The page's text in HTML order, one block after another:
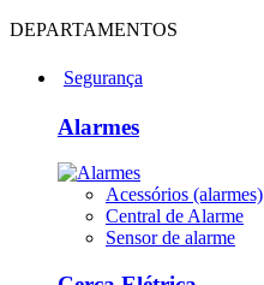
DEPARTAMENTOS
Segurança
Alarmes
Acessórios (alarmes)
Central de Alarme
Sensor de alarme